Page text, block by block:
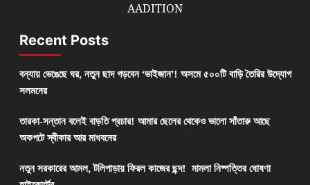
AADITION
Recent Posts
বন্যায় ভেঙেছে ঘর, নতুন ছাদ গড়বেন ‘ভাইজান’! অসমে ৫০০টি বাড়ি তৈরির উদ্যোগ
সলমনের
তারকা-সন্তান বলেই বাড়তি প্রচার! আমার ছেলের থেকেও ভালো সাঁতারু আছে
অকপটে স্বীকার আর মাধবনের
নতুন সরকারের আমল, টলিপাড়ায় ফিরল কাজের ছন্দ! মামলা নিষ্পত্তির ঘোষণা